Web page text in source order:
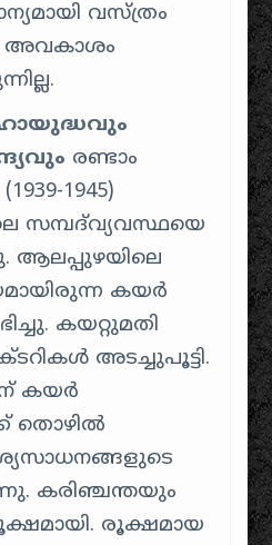
വസ്ത്രം
അവകാശം
രണ്ടാം
1945)
സമ്പദ്‌വ്യവസ്ഥയെ
ആലപ്പുഴയിലെ
കയർ
കയറ്റുമതി
അടച്ചുപൂട്ടി.
കയർ
തൊഴിൽ
കരിഞ്ചന്തയും
രൂക്ഷമായ